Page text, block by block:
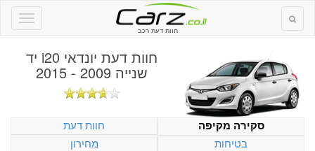
חוות דעת רכב
חוות דעת יונדאי i20 יד
שנייה 2009 - 2015
סקירה מקיפה
חוות דעת
בטיחות
מחירון